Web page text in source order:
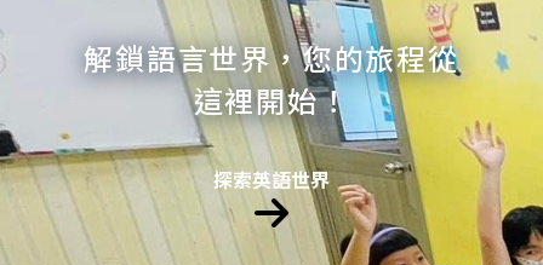
解鎖語言世界，您的旅程從
這裡開始！
探索英語世界